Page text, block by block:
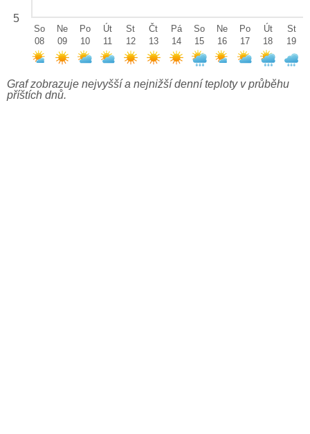
5
So
08
Ne
09
Po
10
Út
11
St
12
Čt
13
Pá
14
So
15
Ne
16
Po
17
Út
18
St
19
Graf zobrazuje nejvyšší a nejnižší denní teploty v průběhu
příštích dnů.